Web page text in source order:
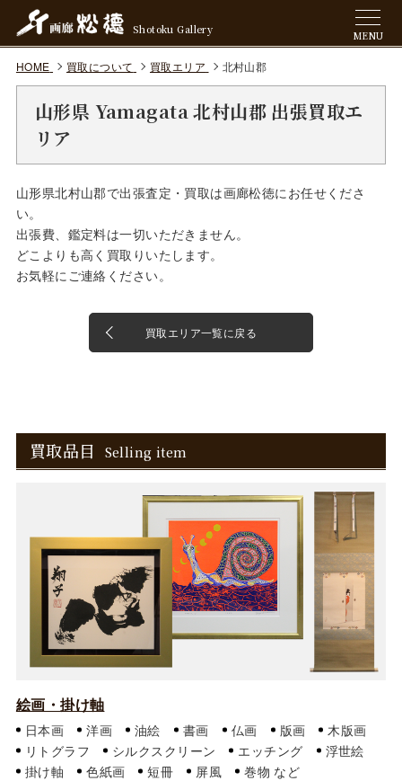
Shotoku Gallery MENU
HOME 買取について 買取エリア 北村山郡
山形県 Yamagata 北村山郡 出張買取エ
リア
山形県北村山郡で出張査定・買取は画廊松徳にお任せくださ
い。
出張費、鑑定料は一切いただきません。
どこよりも高く買取りいたします。
お気軽にご連絡ください。
買取エリア一覧に戻る
買取品目 Selling item
絵画・掛け軸
日本画 洋画 油絵 書画 仏画 版画
木版画
リトグラフ
シルクスクリーン エッチング
浮世絵
掛け軸
色紙画 短冊 屏風 巻物